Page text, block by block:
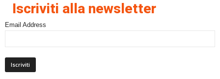
Iscriviti alla newsletter
Email Address